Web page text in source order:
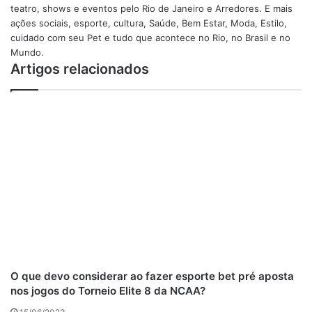
Se houver crianças pequenas, recomenda-se que se
mantenha afastado de animais de estimação que possam
prejudicar as crianças. Animais de estimação como os cães
grandes são ideais para famílias com crianças mais velhas.
No entanto, cães com bom comportamento podem estar
perto de crianças pequenas.
Os animais de estimação fornecem um elemento de
responsabilidade e podem mostrar aos seus filhos como
teatro, shows e eventos pelo Rio de Janeiro e Arredores. E mais
ações sociais, esporte, cultura, Saúde, Bem Estar, Moda, Estilo,
cuidado com seu Pet e tudo que acontece no Rio, no Brasil e no
Mundo.
Artigos relacionados
O que devo considerar ao fazer esporte bet pré aposta
nos jogos do Torneio Elite 8 da NCAA?